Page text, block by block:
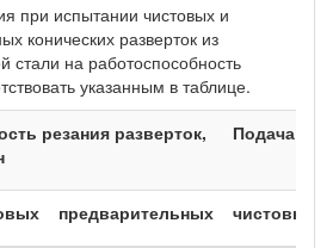
при испытании чистовых и
конических разверток из
стали на работо­способность
указанным в таблице.
резания разверток,
Подача
предварительных чистовых